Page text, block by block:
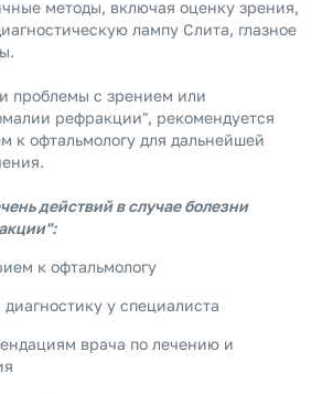
методы, включая оценку зрения,
лампу Слита, глазное
проблемы с зрением или
рефракции", рекомендуется
к офтальмологу для дальнейшей
действий в случае болезни
к офтальмологу
у специалиста
врача по лечению и